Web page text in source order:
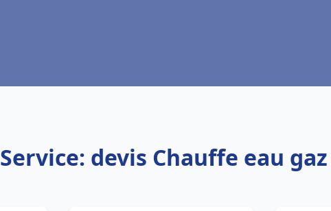
Service: devis Chauffe eau